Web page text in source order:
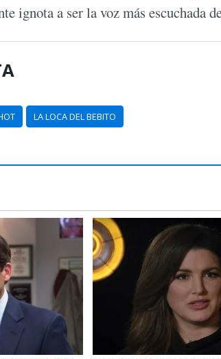
ignota a ser la voz más escuchada
LA LOCA DEL BEBITO